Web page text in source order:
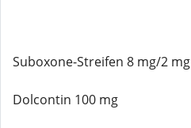
Suboxone-Streifen 8 mg/2 mg
Dolcontin 100 mg